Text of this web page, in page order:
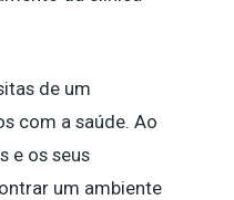
de um
com a saúde. Ao
e os seus
um ambiente